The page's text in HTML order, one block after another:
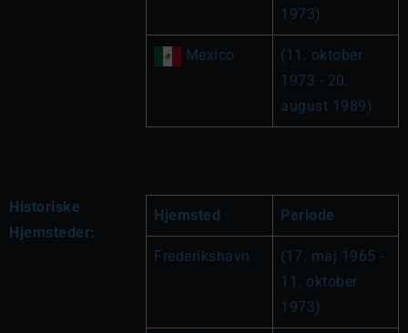
1973)
Mexico
(11. oktober
1973 - 20.
august 1989)
Historiske
Hjemsteder:
Hjemsted Periode
Frederikshavn
(17. maj 1965 -
11. oktober
1973)